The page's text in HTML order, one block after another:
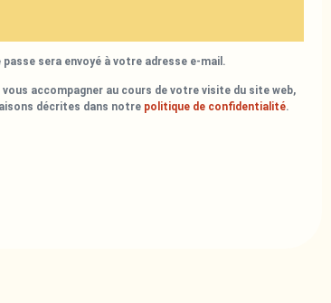
sera envoyé à votre adresse e-mail.
accompagner au cours de votre visite du site web,
décrites dans notre politique de confidentialité.